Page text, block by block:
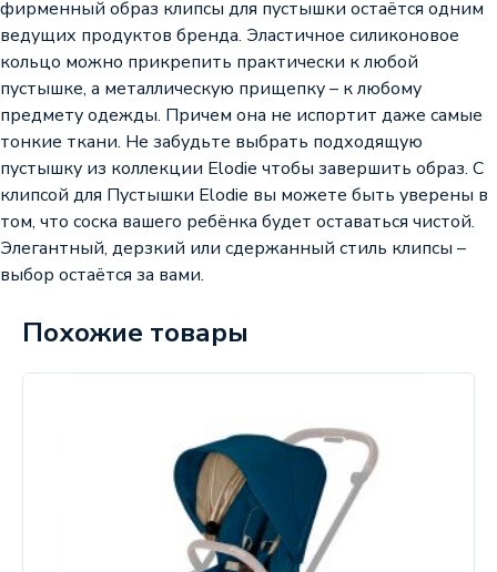
фирменный образ клипсы для пустышки остаётся одним
ведущих продуктов бренда. Эластичное силиконовое
кольцо можно прикрепить практически к любой
пустышке, а металлическую прищепку – к любому
предмету одежды. Причем она не испортит даже самые
тонкие ткани. Не забудьте выбрать подходящую
пустышку из коллекции Elodie чтобы завершить образ. С
клипсой для Пустышки Elodie вы можете быть уверены в
том, что соска вашего ребёнка будет оставаться чистой.
Элегантный, дерзкий или сдержанный стиль клипсы –
выбор остаётся за вами.
Похожие товары